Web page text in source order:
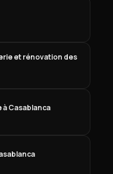
et rénovation des
Casablanca